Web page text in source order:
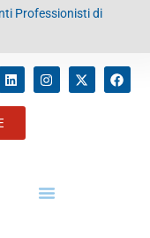
Professionisti di